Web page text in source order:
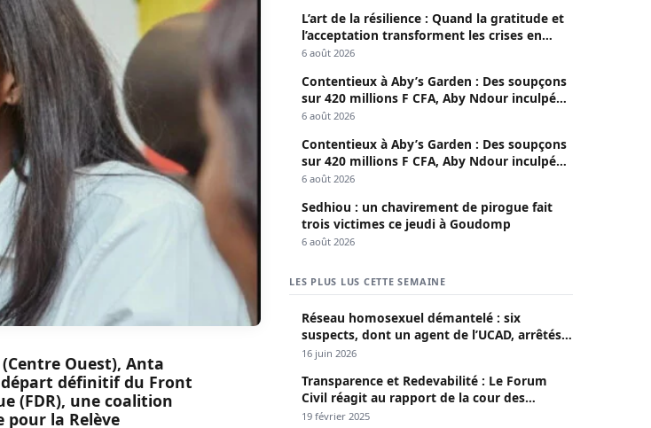
Ouest), Anta
définitif du Front
(FDR), une coalition
pour la Relève
L’art de la résilience : Quand la gratitude et
l’acceptation transforment les crises en
opportunités
6 août 2026
Contentieux à Aby’s Garden : Des soupçons
sur 420 millions F CFA, Aby Ndour inculpée
pour abus de biens sociaux
6 août 2026
Contentieux à Aby’s Garden : Des soupçons
sur 420 millions F CFA, Aby Ndour inculpée
pour abus de biens sociaux
6 août 2026
Sedhiou : un chavirement de pirogue fait
trois victimes ce jeudi à Goudomp
6 août 2026
LES PLUS LUS CETTE SEMAINE
Réseau homosexuel démantelé : six
suspects, dont un agent de l’UCAD, arrêtés à
Keur Massar ; l’un avoue avoir propagé le
16 juin 2026
Transparence et Redevabilité : Le Forum
Civil réagit au rapport de la cour des
comptes
19 février 2025